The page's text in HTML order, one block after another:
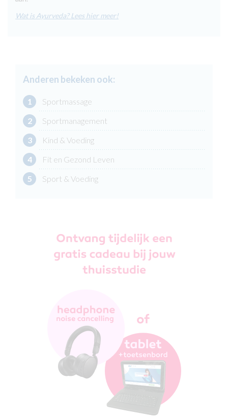
Wat is Ayurveda? Lees hier meer!
Anderen bekeken ook:
1
Sportmassage
2
Sportmanagement
3
Kind & Voeding
4
Fit en Gezond Leven
5
Sport & Voeding